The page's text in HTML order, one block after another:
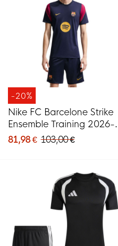
-20%
Nike FC Barcelone Strike
Ensemble Training 2026-
2027 Bleu Foncé Rouge
81,98 € 103,00 €